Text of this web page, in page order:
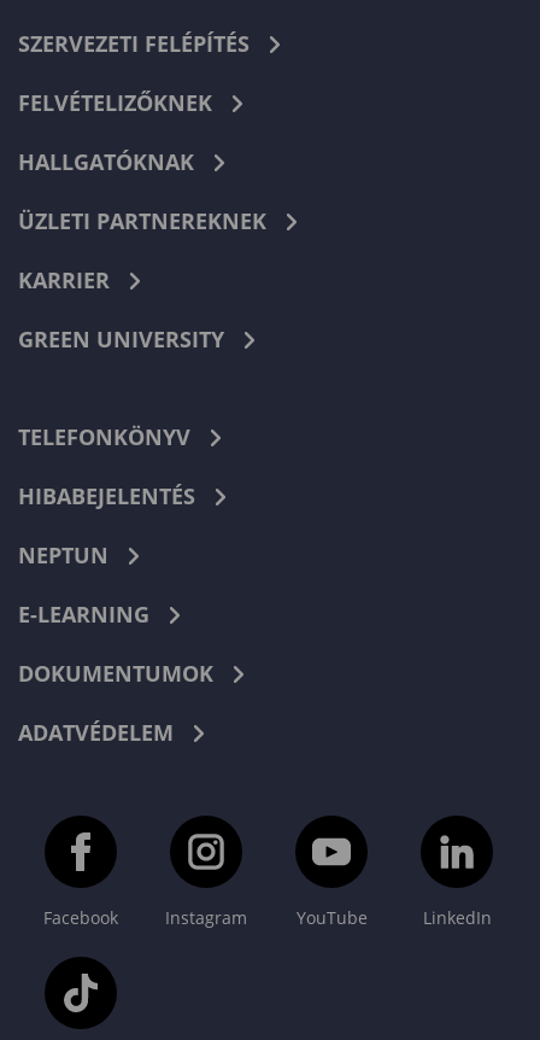
SZERVEZETI FELÉPÍTÉS
FELVÉTELIZŐKNEK
HALLGATÓKNAK
ÜZLETI PARTNEREKNEK
KARRIER
GREEN UNIVERSITY
TELEFONKÖNYV
HIBABEJELENTÉS
NEPTUN
E-LEARNING
DOKUMENTUMOK
ADATVÉDELEM
Facebook Instagram YouTube LinkedIn